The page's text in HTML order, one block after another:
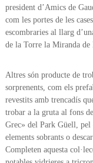
president d’Amics de
com les portes de les
escombraries al llarg
de la Torre la Miranda de
Altres són producte de
sorprenents, com els
revestits amb trencadís
trobar a la gruta al fons
Grec» del Park Güell, pel
elements sobrants o
Completen aquesta